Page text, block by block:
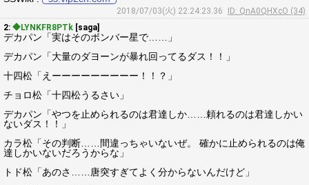
2018/07/03(火) 22:24:23.36
ID: QnA0QHXcO (34)
2: ◆LYNKFR8PTk [saga]
デカパン「実はそのボンバー星で……」
デカパン「大量のダヨーンが暴れ回ってるダス！！」
十四松「えーーーーーーーーー！！？」
チョロ松「十四松うるさい」
デカパン「やつを止められるのは君達しか……頼れるのは君達しかい
ないダス！！」
カラ松「その判断……間違っちゃいないぜ。 確かに止められるのは俺
達しかいないだろうからな」
トド松「あのさ……唐突すぎてよく分からないんだけど」